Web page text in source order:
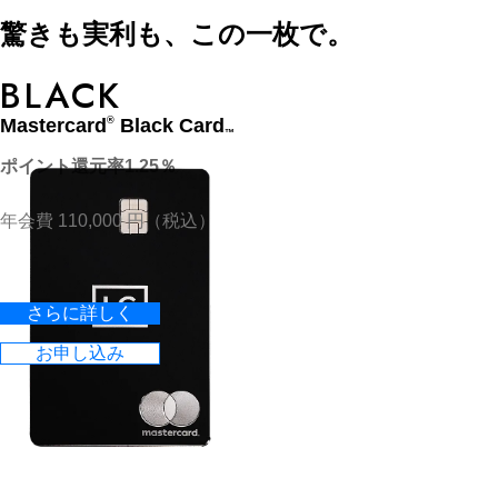
驚きも実利も、この一枚で。
BLACK
Mastercard® Black Card™
ポイント還元率1.25％
年会費 110,000 円（税込）
さらに詳しく
お申し込み